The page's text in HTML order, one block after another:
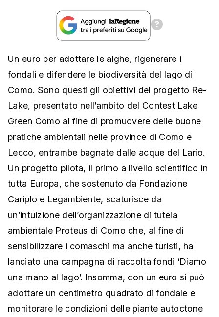
Un euro per adottare le alghe, rigenerare i
fondali e difendere le biodiversità del lago di
Como. Sono questi gli obiettivi del progetto Re-
Lake, presentato nell’ambito del Contest Lake
Green Como al fine di promuovere delle buone
pratiche ambientali nelle province di Como e
Lecco, entrambe bagnate dalle acque del Lario.
Un progetto pilota, il primo a livello scientifico in
tutta Europa, che sostenuto da Fondazione
Cariplo e Legambiente, scaturisce da
un’intuizione dell’organizzazione di tutela
ambientale Proteus di Como che, al fine di
sensibilizzare i comaschi ma anche turisti, ha
lanciato una campagna di raccolta fondi ‘Diamo
una mano al lago’. Insomma, con un euro si può
adottare un centimetro quadrato di fondale e
monitorare le condizioni delle piante autoctone